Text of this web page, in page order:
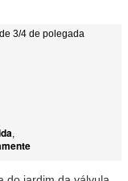
3/4 de polegada
,